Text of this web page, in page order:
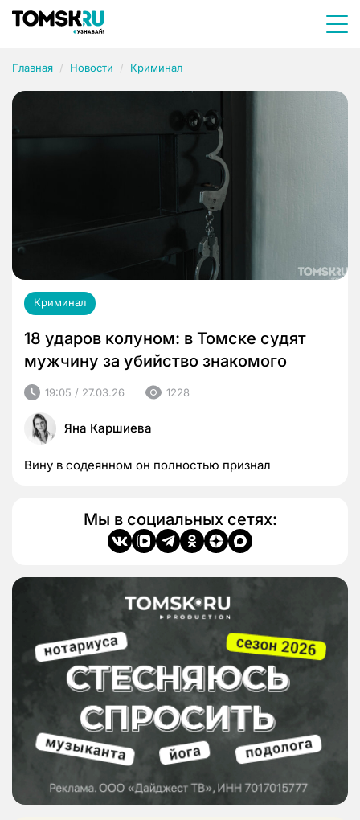
Главная Новости Криминал
Криминал
18 ударов колуном: в Томске судят
мужчину за убийство знакомого
19:05 / 27.03.26 1228
Яна Каршиева
Вину в содеянном он полностью признал
Мы в социальных сетях: